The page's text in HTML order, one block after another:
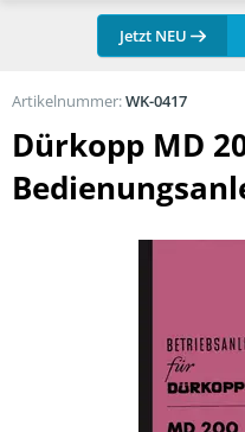
Jetzt NEU
Dürkopp MD
Artikelnummer:WK-0417